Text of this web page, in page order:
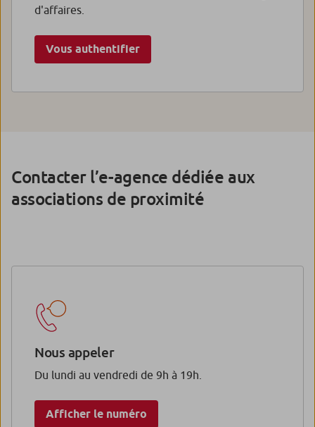
d'affaires.
Vous authentifier
Contacter l’e-agence dédiée aux
associations de proximité
Nous appeler
Du lundi au vendredi de 9h à 19h.
Afficher le numéro